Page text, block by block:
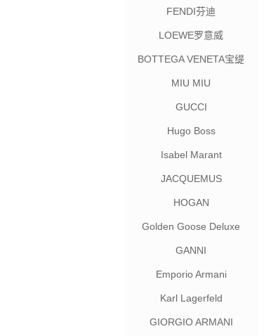
FENDI芬迪
LOEWE罗意威
BOTTEGA VENETA宝缇
MIU MIU
GUCCI
Hugo Boss
Isabel Marant
JACQUEMUS
HOGAN
Golden Goose Deluxe
GANNI
Emporio Armani
Karl Lagerfeld
GIORGIO ARMANI